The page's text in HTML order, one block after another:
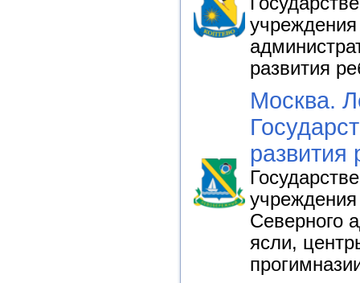
развития
Москва.
развития
Северного
ясли,